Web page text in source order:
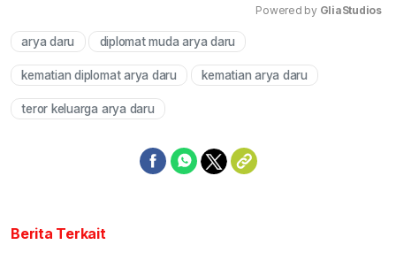
Powered by GliaStudios
arya daru diplomat muda arya daru
kematian diplomat arya daru kematian arya daru
teror keluarga arya daru
Berita Terkait